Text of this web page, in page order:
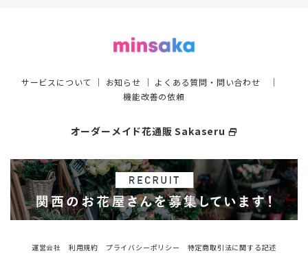
サービスについて ｜ お知らせ ｜ よくある質問・問い合わせ ｜
機能改善の依頼
オーダーメイド花通販 Sakaseru select_window
運営会社 利用規約 プライバシーポリシー
特定商取引法に関する記述